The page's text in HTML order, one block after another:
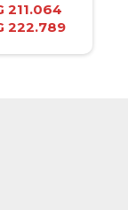
211.064
222.789